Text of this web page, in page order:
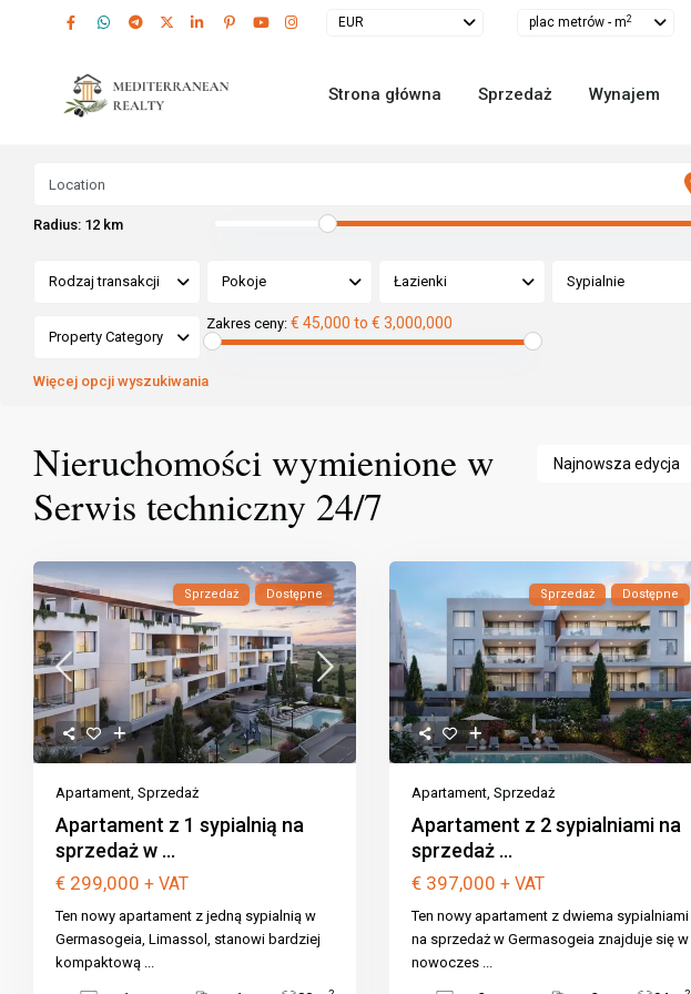
EUR plac metrów - m2
Strona główna Sprzedaż Wynajem
Radius: 12 km
Rodzaj transakcji Pokoje Łazienki Sypialnie
Property Category
Zakres ceny: € 45,000 to € 3,000,000
Więcej opcji wyszukiwania
Najnowsza edycja
Nieruchomości wymienione w
Serwis techniczny 24/7
Sprzedaż Dostępne
Apartament Sprzedaż
Apartament z 1 sypialnią na
sprzedaż w ...
€ 299,000 + VAT
Ten nowy apartament z jedną sypialnią w
Germasogeia, Limassol, stanowi bardziej
kompaktową
Sprzedaż Dostępne
Apartament Sprzedaż
Apartament z 2 sypialniami na
sprzedaż ...
€ 397,000 + VAT
Ten nowy apartament z dwiema sypialniami
na sprzedaż w Germasogeia znajduje się w
nowoczes